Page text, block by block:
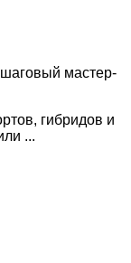
мастер-
гибридов и
...